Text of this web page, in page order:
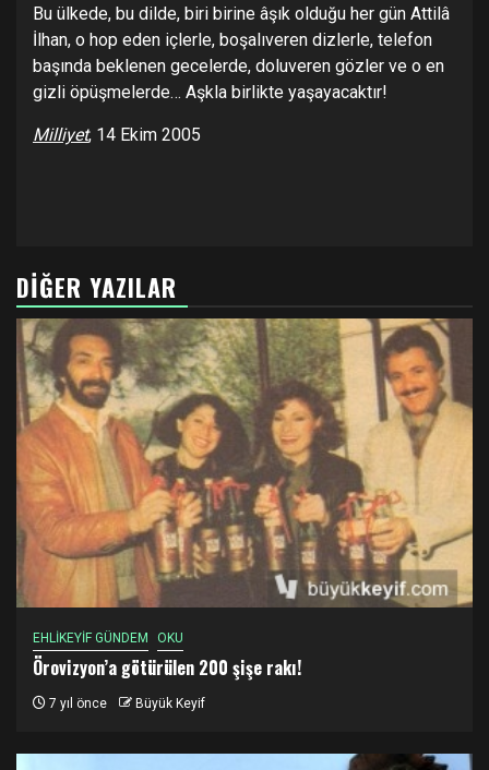
Bu ülkede, bu dilde, biri birine âşık olduğu her gün Attilâ
İlhan, o hop eden içlerle, boşalıveren dizlerle, telefon
başında beklenen gecelerde, doluveren gözler ve o en
gizli öpüşmelerde… Aşkla birlikte yaşayacaktır!
Milliyet, 14 Ekim 2005
DIĞER YAZILAR
EHLİKEYİF GÜNDEM OKU
Örovizyon’a götürülen 200 şişe rakı!
7 yıl önce Büyük Keyif